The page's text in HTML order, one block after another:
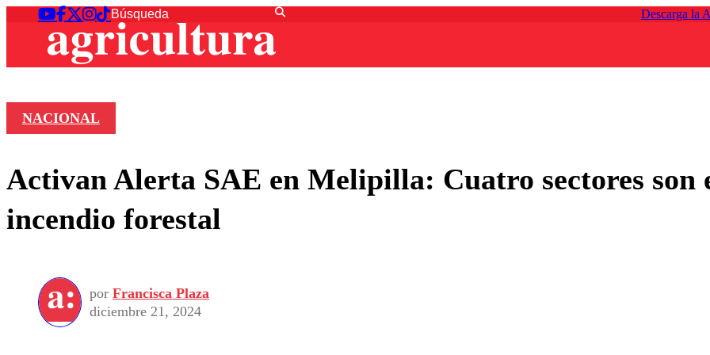
Descarga la
NACIONAL
Activan Alerta SAE en Melipilla: Cuatro sectores son
incendio forestal
por Francisca Plaza
diciembre 21, 2024